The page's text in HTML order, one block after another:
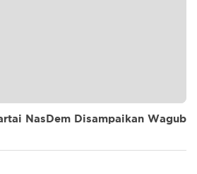
NasDem Disampaikan Wagub